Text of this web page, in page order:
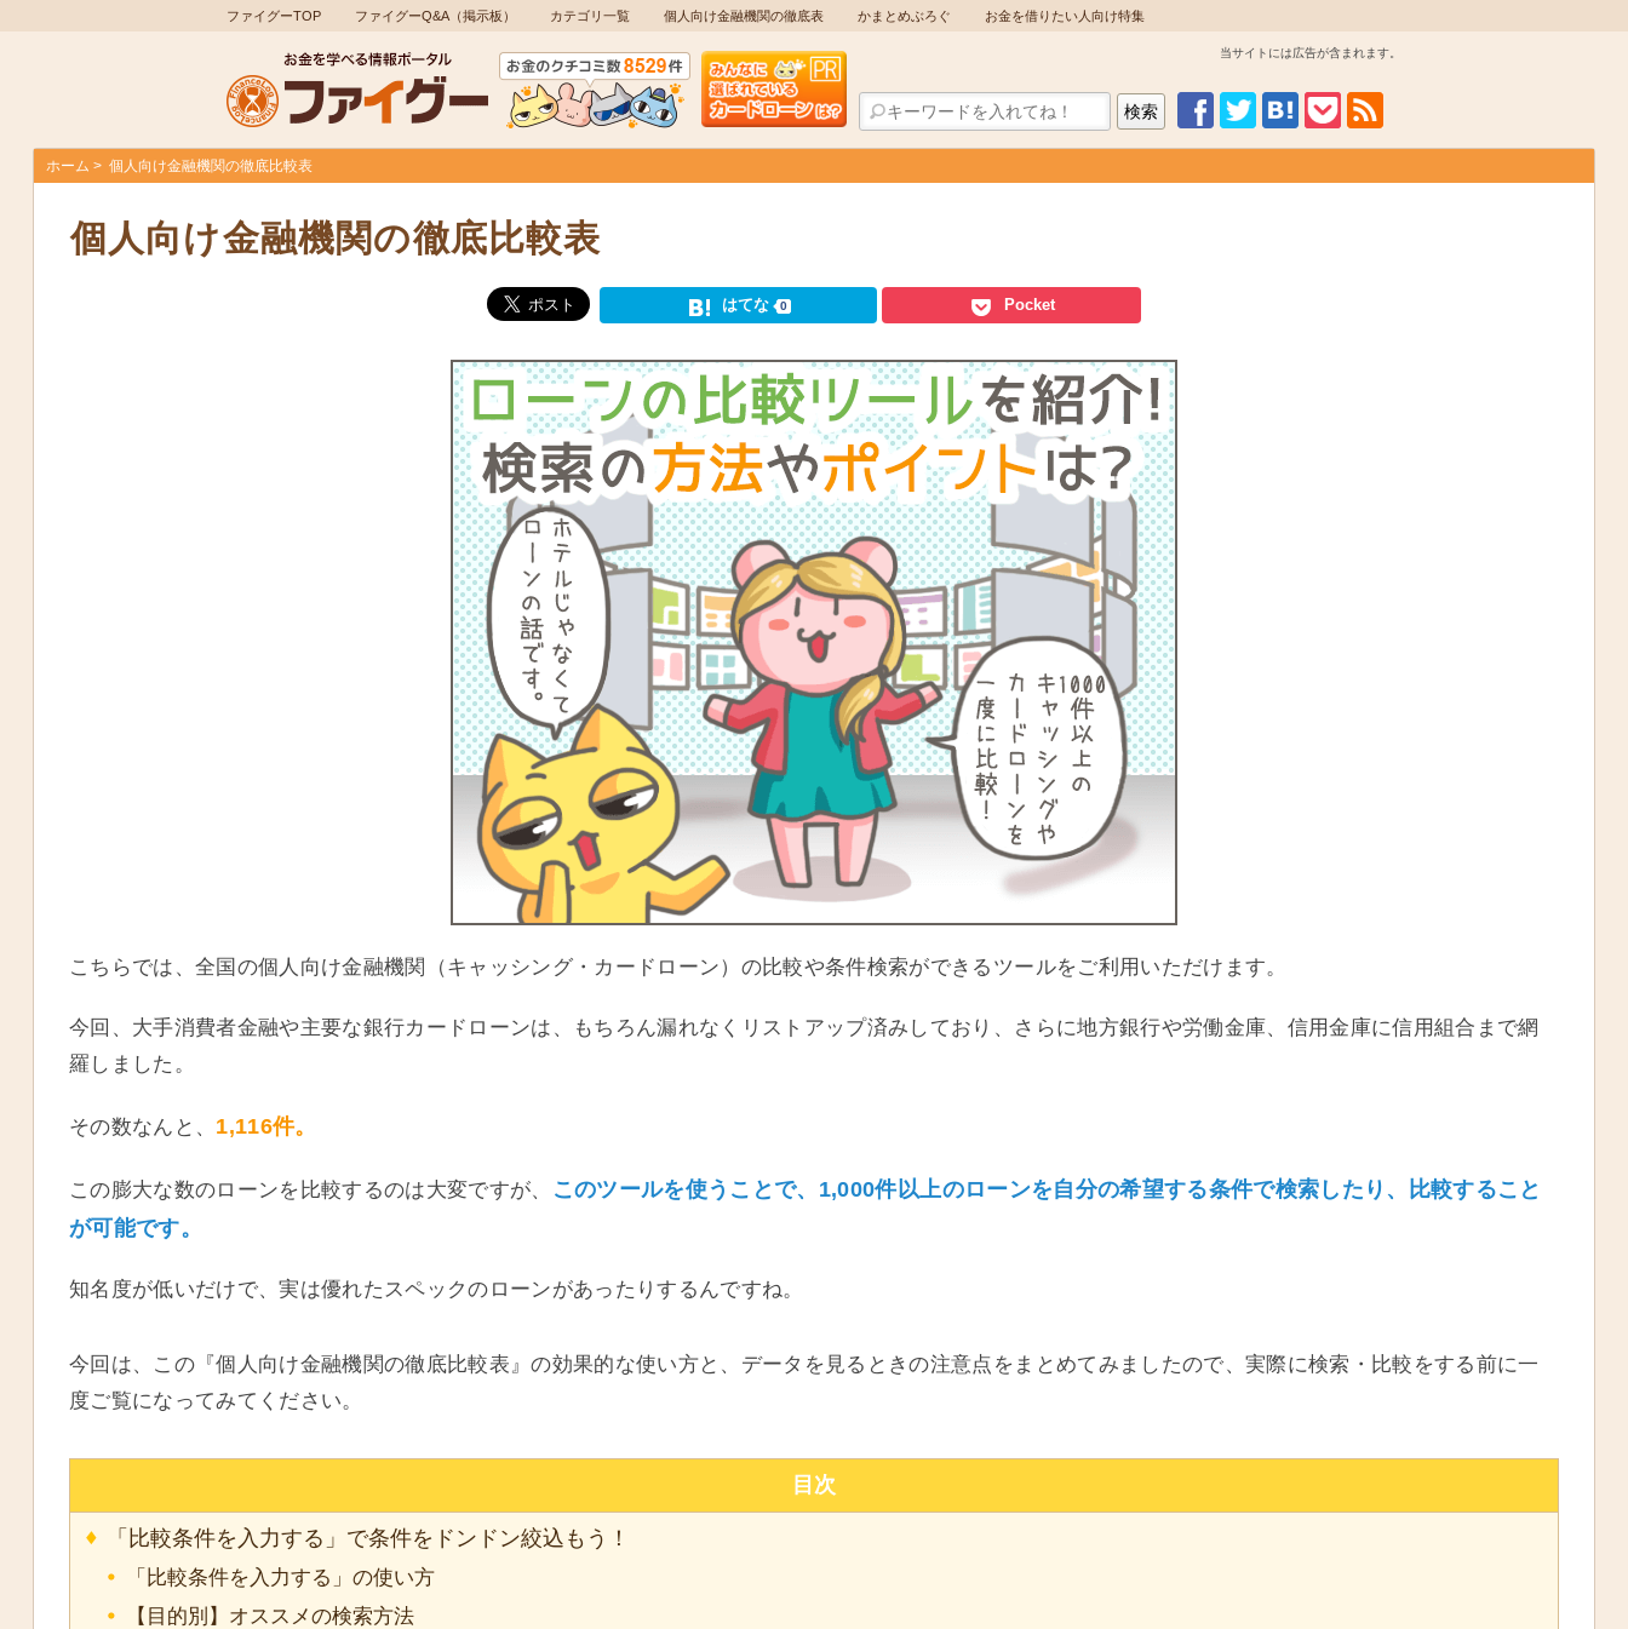
ファイグーTOP ファイグーQ&A（掲示板） カテゴリ一覧 個人向け金融機関の徹底表 かまとめぶろぐ お金を借りたい人向け特集
当サイトには広告が含まれます。
ホーム 個人向け金融機関の徹底比較表
個人向け金融機関の徹底比較表
はてな 0 Pocket
こちらでは、全国の個人向け金融機関（キャッシング・カードローン）の比較や条件検索ができるツールをご利用いただけます。
今回、大手消費者金融や主要な銀行カードローンは、もちろん漏れなくリストアップ済みしており、さらに地方銀行や労働金庫、信用金庫に信用組合まで網
羅しました。
その数なんと、 1,116件。
この膨大な数のローンを比較するのは大変ですが、
このツールを使うことで、1,000件以上のローンを自分の希望する条件で検索したり、比較すること
が可能です。
知名度が低いだけで、実は優れたスペックのローンがあったりするんですね。
今回は、この『個人向け金融機関の徹底比較表』の効果的な使い方と、データを見るときの注意点をまとめてみましたので、実際に検索・比較をする前に一
度ご覧になってみてください。
目次
「比較条件を入力する」で条件をドンドン絞込もう！
「比較条件を入力する」の使い方
【目的別】オススメの検索方法